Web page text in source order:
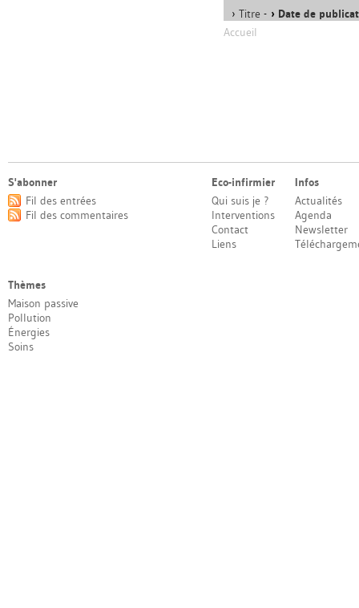
Titre -
Date de
Accueil
S'abonner
Fil des entrées
Fil des commentaires
Eco-infirmier
Qui suis je ?
Interventions
Contact
Liens
Infos
Actualités
Agenda
Newsletter
Thèmes
Maison passive
Pollution
Énergies
Soins